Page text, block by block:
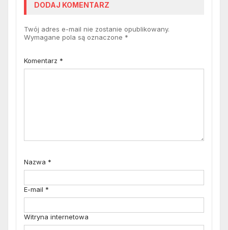
DODAJ KOMENTARZ
Twój adres e-mail nie zostanie opublikowany.
Wymagane pola są oznaczone *
Komentarz *
Nazwa *
E-mail *
Witryna internetowa